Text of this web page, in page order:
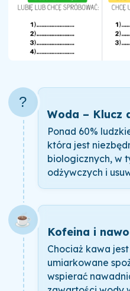
?
Woda – Klucz
Ponad 60%
która jest
biologicznych, w
odżywczych i
☕
Kofeina i
Chociaż kawa
umiarkowane
wspierać